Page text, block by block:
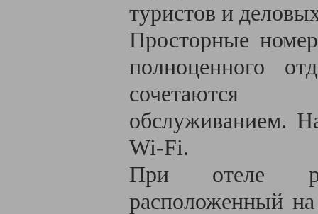
туристов и
Просторные
полноценного
сочетаются
обслуживанием.
Wi-Fi.
При отеле
расположенный